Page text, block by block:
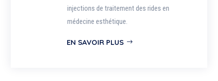
injections de traitement des rides en
médecine esthétique.
EN SAVOIR PLUS